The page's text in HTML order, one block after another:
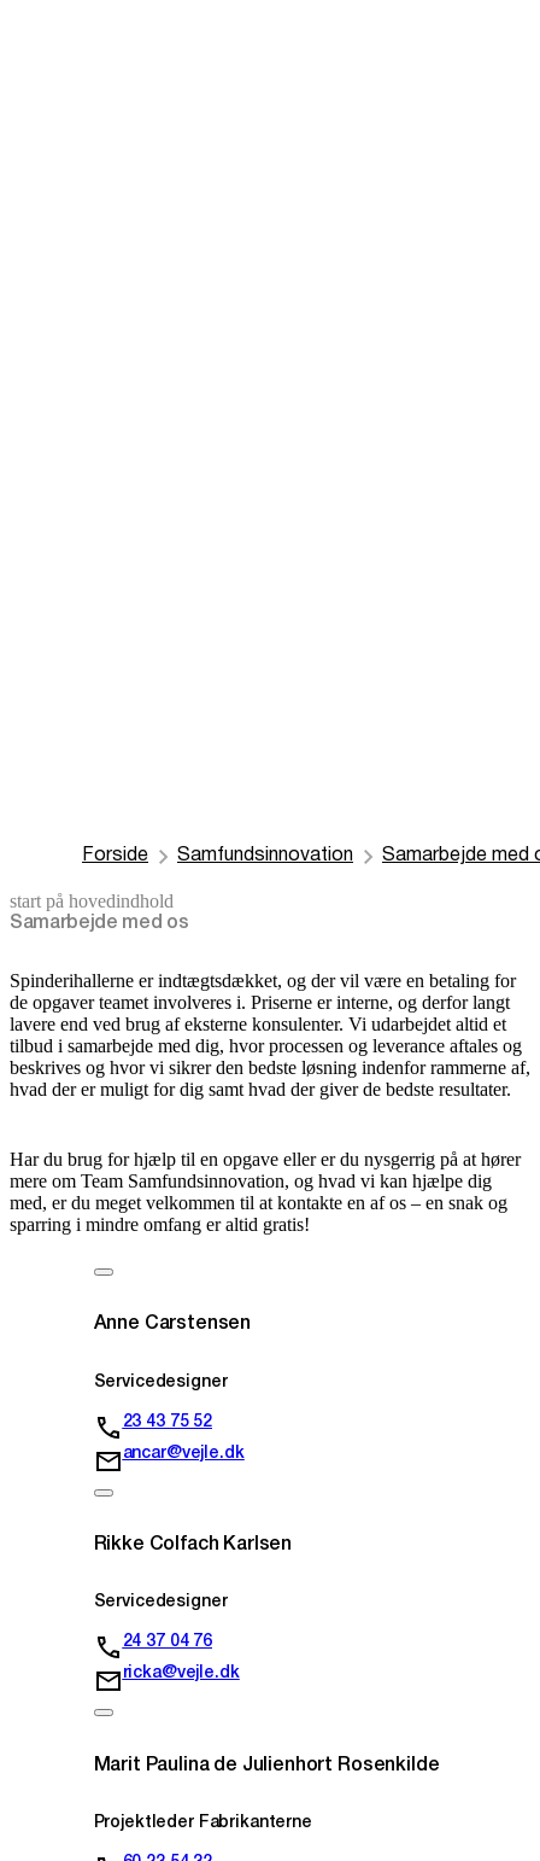
Forside Samfundsinnovation Samarbejde med
start på hovedindhold
Samarbejde med os
senest opdateret 7. maj 2026
Spinderihallerne er indtægtsdækket, og der vil være en betaling for
de opgaver teamet involveres i. Priserne er interne, og derfor langt
lavere end ved brug af eksterne konsulenter. Vi udarbejdet altid et
tilbud i samarbejde med dig, hvor processen og leverance aftales og
beskrives og hvor vi sikrer den bedste løsning indenfor rammerne af,
hvad der er muligt for dig samt hvad der giver de bedste resultater.
Har du brug for hjælp til en opgave eller er du nysgerrig på at hører
mere om Team Samfundsinnovation, og hvad vi kan hjælpe dig
med, er du meget velkommen til at kontakte en af os – en snak og
sparring i mindre omfang er altid gratis!
Anne Carstensen
Servicedesigner
23 43 75 52
ancar@vejle.dk
Rikke Colfach Karlsen
Servicedesigner
24 37 04 76
ricka@vejle.dk
Marit Paulina de Julienhort Rosenkilde
Projektleder Fabrikanterne